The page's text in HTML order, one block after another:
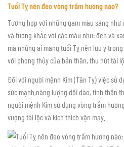
Tuổi Tỵ nên đeo vòng trầm hương nào?
Tương hợp với những gam màu sáng
và tương khắc với các màu như: đen và
mà những ai mang tuổi Tỵ nên lưu ý
với phong thủy của bản thân, thu hút tài
Đối với người mệnh Kim (Tân Tỵ) việc sử
sức mạnh,năng lượng dồi dào, tinh thần
người mệnh Kim sử dụng vòng trầm
vượng tài lộc và kích thích vận may.